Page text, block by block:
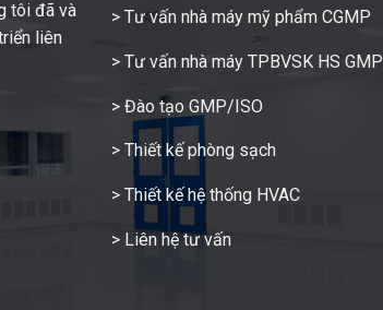
tôi đã và
liên
> Tư vấn nhà máy mỹ phẩm CGMP
> Tư vấn nhà máy TPBVSK HS GMP
> Đào tạo GMP/ISO
> Thiết kế phòng sạch
> Thiết kế hệ thống HVAC
> Liên hệ tư vấn